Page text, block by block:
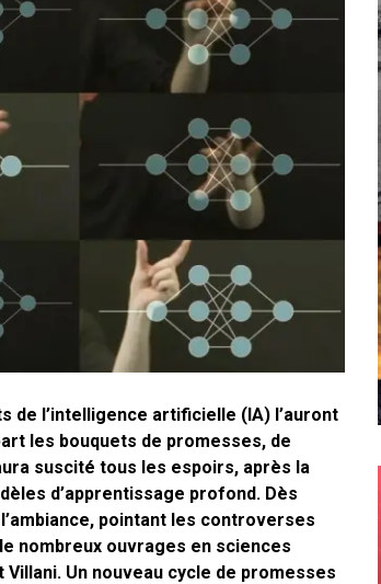
de l’intelligence artificielle (IA) l’auront
les bouquets de promesses, de
suscité tous les espoirs, après la
d’apprentissage profond. Dès
pointant les controverses
nombreux ouvrages en sciences
Un nouveau cycle de promesses